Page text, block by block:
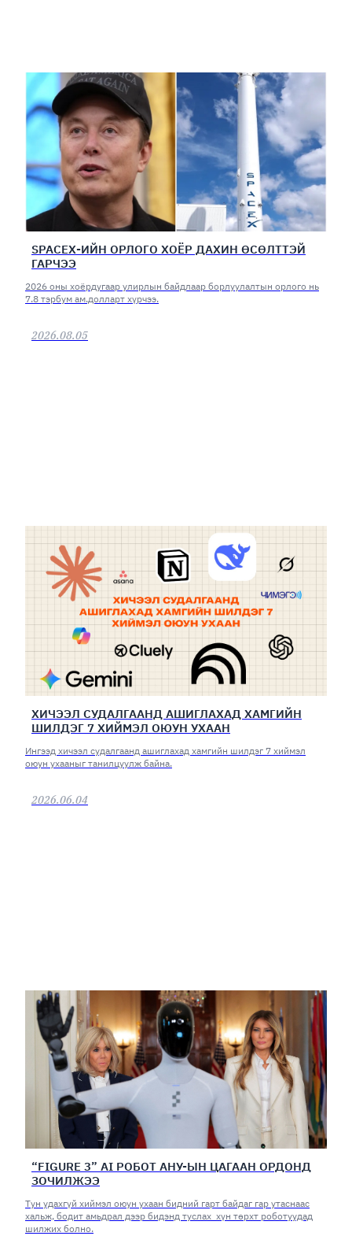
SPACEX-ИЙН ОРЛОГО ХОЁР ДАХИН ӨСӨЛТТЭЙ
ГАРЧЭЭ
2026 оны хоёрдугаар улирлын байдлаар борлуулалтын орлого нь
7.8 тэрбум ам.долларт хүрчээ.
2026.08.05
ХИЧЭЭЛ СУДАЛГААНД АШИГЛАХАД ХАМГИЙН
ШИЛДЭГ 7 ХИЙМЭЛ ОЮУН УХААН
Ингээд хичээл судалгаанд ашиглахад хамгийн шилдэг 7 хиймэл
оюун ухааныг танилцуулж байна.
2026.06.04
“FIGURE 3” AI РОБОТ АНУ-ЫН ЦАГААН ОРДОНД
ЗОЧИЛЖЭЭ
Тун удахгүй хиймэл оюун ухаан бидний гарт байдаг гар утаснаас
хальж, бодит амьдрал дээр бидэнд туслах хүн төрхт роботуудад
шилжих болно.